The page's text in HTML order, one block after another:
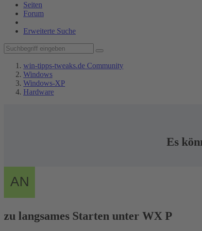
Seiten
Forum
Erweiterte Suche
win-tipps-tweaks.de Community
Windows
Windows-XP
Hardware
Es
zu langsames Starten unter WX P